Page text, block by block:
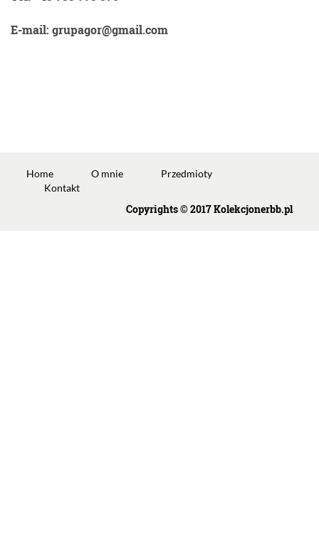
E-mail: grupagor@gmail.com
Home O mnie
Przedmioty
Kontakt
Copyrights © 2017 Kolekcjonerbb.pl